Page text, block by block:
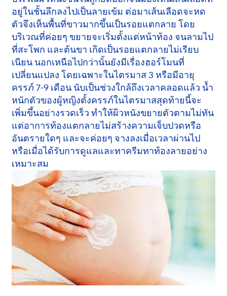
อยู่ในชั้นลึกลงไปเป็นลายเข้ม ต่อมาเส้นเลือดจะหด
ตัวจึงเห็นพื้นที่ขาวมากขึ้นเป็นรอยแตกลาย โดย
บริเวณที่ค่อยๆ ขยายจะเริ่มตั้งแต่หน้าท้อง จนลามไป
ที่สะโพก และต้นขา เกิดเป็นรอยแตกลายไม่เรียบ
เนียน นอกเหนือไปกว่านั้นยังมีเรื่องฮอร์โมนที่
เปลี่ยนแปลง โดยเฉพาะในไตรมาส 3 หรือมีอายุ
ครรภ์ 7-9 เดือน นับเป็นช่วงใกล้ถึงเวลาคลอดแล้ว น้ำ
หนักตัวของผู้หญิงตั้งครรภ์ในไตรมาสสุดท้ายนี้จะ
เพิ่มขึ้นอย่างรวดเร็ว ทำให้ผิวหนังขยายตัวตามไม่ทัน
แต่อาการท้องแตกลายไม่สร้างความเจ็บปวดหรือ
อันตรายใดๆ และจะค่อยๆ จางลงเมื่อเวลาผ่านไป
หรือเมื่อได้รับการดูแลและทาครีมทาท้องลายอย่าง
เหมาะสม